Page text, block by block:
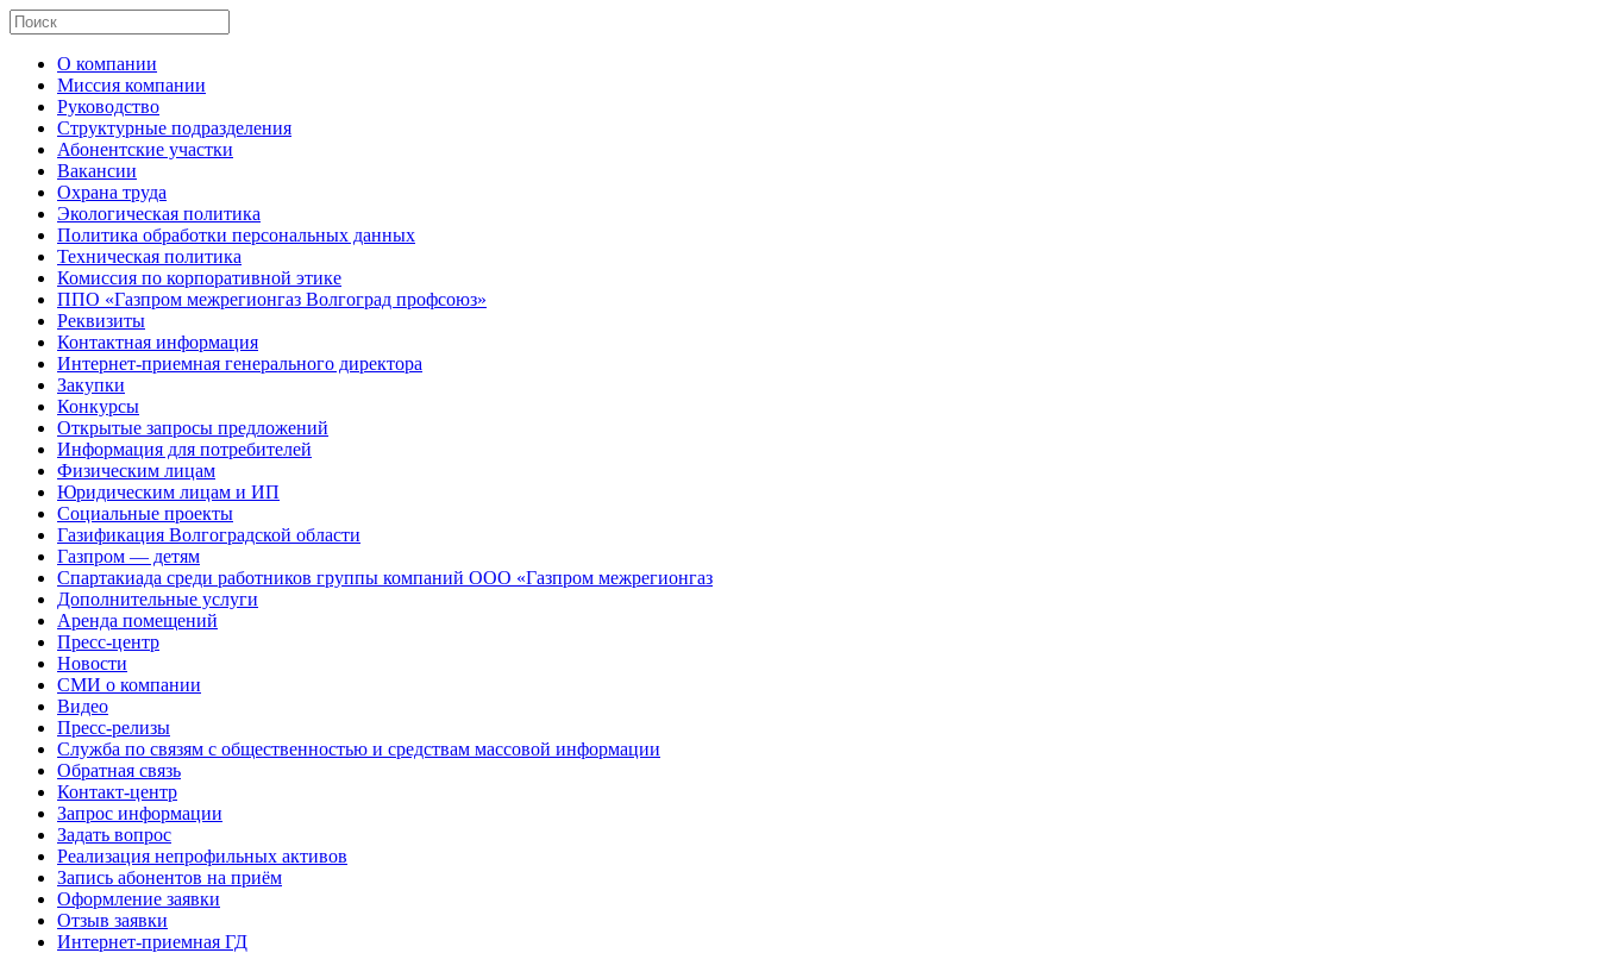
О компании
Миссия компании
Руководство
Структурные подразделения
Абонентские участки
Вакансии
Охрана труда
Экологическая политика
Политика обработки персональных данных
Техническая политика
Комиссия по корпоративной этике
ППО «Газпром межрегионгаз Волгоград профсоюз»
Реквизиты
Контактная информация
Интернет-приемная генерального директора
Закупки
Конкурсы
Открытые запросы предложений
Информация для потребителей
Физическим лицам
Юридическим лицам и ИП
Социальные проекты
Газификация Волгоградской области
Газпром — детям
Спартакиада среди работников группы компаний ООО «Газпром межрегионгаз
Дополнительные услуги
Аренда помещений
Пресс-центр
Новости
СМИ о компании
Видео
Пресс-релизы
Служба по связям с общественностью и средствам массовой информации
Обратная связь
Контакт-центр
Запрос информации
Задать вопрос
Реализация непрофильных активов
Запись абонентов на приём
Оформление заявки
Отзыв заявки
Интернет-приемная ГД